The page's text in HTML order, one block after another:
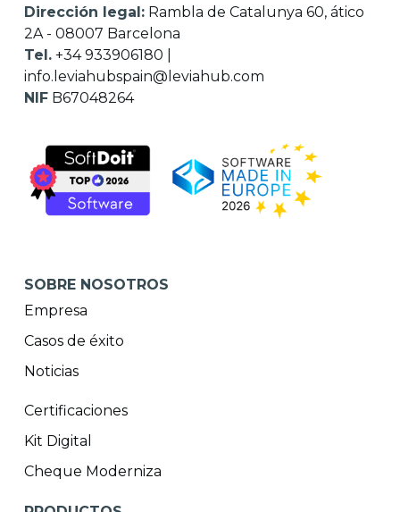
Dirección legal: Rambla de Catalunya 60, ático
2A - 08007 Barcelona
Tel. +34 933906180
info.leviahubspain@leviahub.com
NIF B67048264
SOBRE NOSOTROS
Empresa
Casos de éxito
Noticias
Certificaciones
Kit Digital
Cheque Moderniza